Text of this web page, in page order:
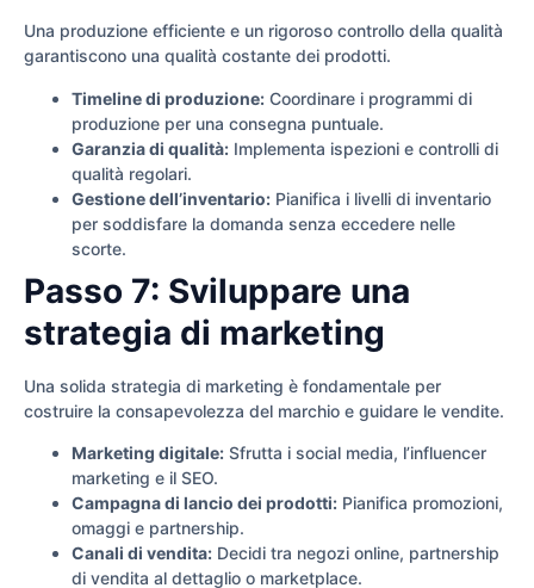
Una produzione efficiente e un rigoroso controllo della qualità
garantiscono una qualità costante dei prodotti.
Timeline di produzione: Coordinare i programmi di
produzione per una consegna puntuale.
Garanzia di qualità: Implementa ispezioni e controlli di
qualità regolari.
Gestione dell’inventario: Pianifica i livelli di inventario
per soddisfare la domanda senza eccedere nelle
scorte.
Passo 7: Sviluppare una
strategia di marketing
Una solida strategia di marketing è fondamentale per
costruire la consapevolezza del marchio e guidare le vendite.
Marketing digitale: Sfrutta i social media, l’influencer
marketing e il SEO.
Campagna di lancio dei prodotti: Pianifica promozioni,
omaggi e partnership.
Canali di vendita: Decidi tra negozi online, partnership
di vendita al dettaglio o marketplace.